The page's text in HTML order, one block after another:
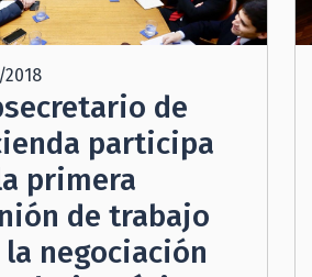
de
participa
primera
de trabajo
negociación